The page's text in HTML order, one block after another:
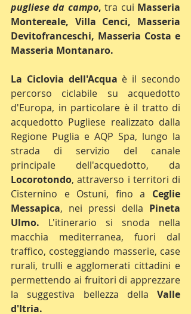
pugliese da campo, tra cui Masseria
Montereale, Villa Cenci, Masseria
Devitofranceschi, Masseria Costa e
Masseria Montanaro.
La Ciclovia dell'Acqua è il secondo
percorso ciclabile su acquedotto
d'Europa, in particolare è il tratto di
acquedotto Pugliese realizzato dalla
Regione Puglia e AQP Spa, lungo la
strada di servizio del canale
Locorotondo, attraverso i territori di
Cisternino e Ostuni, fino a Ceglie
Messapica, nei pressi della Pineta
Ulmo. L'itinerario si snoda nella
macchia mediterranea, fuori dal
traffico, costeggiando masserie, case
rurali, trulli e agglomerati cittadini e
permettendo ai fruitori di apprezzare
la suggestiva bellezza della Valle
d'Itria.